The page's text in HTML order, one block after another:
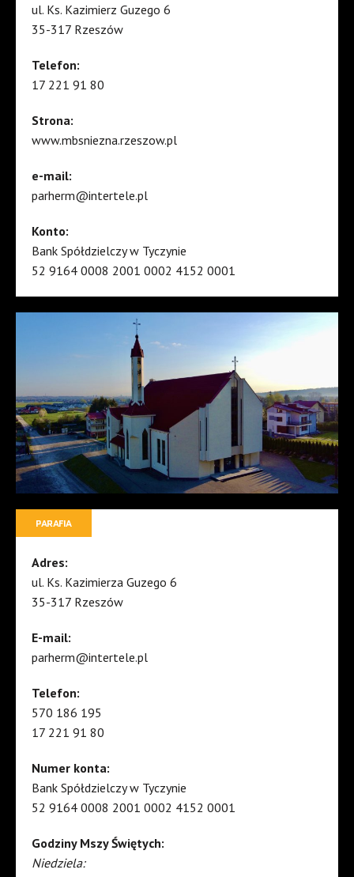
ul. Ks. Kazimierz Guzego 6
35-317 Rzeszów
Telefon:
17 221 91 80
Strona:
www.mbsniezna.rzeszow.pl
e-mail:
parherm@intertele.pl
Konto:
Bank Spółdzielczy w Tyczynie
52 9164 0008 2001 0002 4152 0001
PARAFIA
Adres:
ul. Ks. Kazimierza Guzego 6
35-317 Rzeszów
E-mail:
parherm@intertele.pl
Telefon:
570 186 195
17 221 91 80
Numer konta:
Bank Spółdzielczy w Tyczynie
52 9164 0008 2001 0002 4152 0001
Godziny Mszy Świętych:
Niedziela: